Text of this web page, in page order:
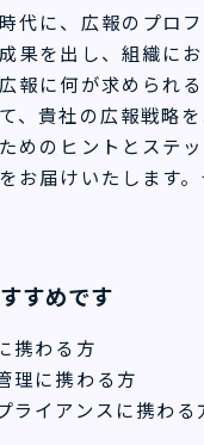
代に、広報のプロ
果を出し、組織に
報に何が求められ
、貴社の広報戦略
めのヒントとステ
お届けいたします。
すめです
携わる方
理に携わる方
ライアンスに携わる